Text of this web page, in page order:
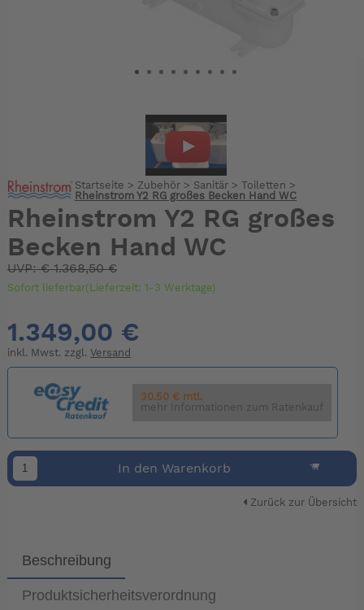
Startseite > Zubehör > Sanitär > Toiletten >
Rheinstrom Y2 RG großes Becken Hand WC
Rheinstrom Y2 RG großes
Becken Hand WC
UVP:€1.368,50 €
Sofort lieferbar(Lieferzeit: 1-3 Werktage)
1.349,00 €
inkl. Mwst. zzgl. Versand
30.50 € mtl.
mehr Informationen zum Ratenkauf
In den Warenkorb
Zurück zur Übersicht
Beschreibung
Produktsicherheitsverordnung